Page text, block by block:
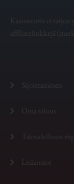
Kaaosteoria ei
affiliatelinkkejä
Sijoittaminen
Oma talous
Taloudellinen
Lisäansiot